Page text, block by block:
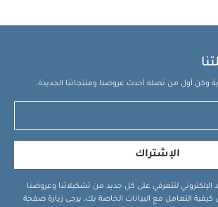
وكن أول من تصله أحدث عروضنا ومنتجاتنا الجديدة.
الإشتراك
الإلكتروني لتتعرفي على كل جديد من تشكيلاتنا وعروضنا
كيفية التعامل مع البيانات الخاصة بك، يرجى زيارة صفحة